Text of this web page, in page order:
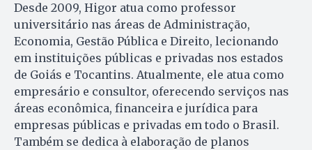
Desde 2009, Higor atua como professor
universitário nas áreas de Administração,
Economia, Gestão Pública e Direito, lecionando
em instituições públicas e privadas nos estados
de Goiás e Tocantins. Atualmente, ele atua como
empresário e consultor, oferecendo serviços nas
áreas econômica, financeira e jurídica para
empresas públicas e privadas em todo o Brasil.
Também se dedica à elaboração de planos